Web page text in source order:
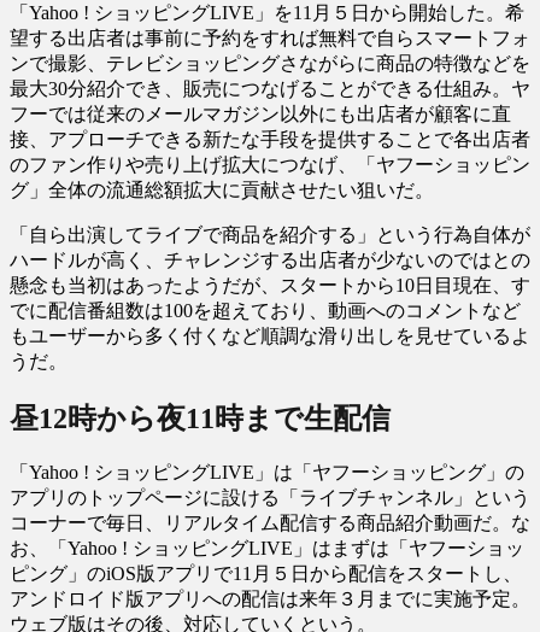
「Yahoo ! ショッピングLIVE」を11月５日から開始した。希
望する出店者は事前に予約をすれば無料で自らスマートフォ
ンで撮影、テレビショッピングさながらに商品の特徴などを
最大30分紹介でき、販売につなげることができる仕組み。ヤ
フーでは従来のメールマガジン以外にも出店者が顧客に直
接、アプローチできる新たな手段を提供することで各出店者
のファン作りや売り上げ拡大につなげ、「ヤフーショッピン
グ」全体の流通総額拡大に貢献させたい狙いだ。
「自ら出演してライブで商品を紹介する」という行為自体が
ハードルが高く、チャレンジする出店者が少ないのではとの
懸念も当初はあったようだが、スタートから10日目現在、す
でに配信番組数は100を超えており、動画へのコメントなど
もユーザーから多く付くなど順調な滑り出しを見せているよ
うだ。
昼12時から夜11時まで生配信
「Yahoo ! ショッピングLIVE」は「ヤフーショッピング」の
アプリのトップページに設ける「ライブチャンネル」という
コーナーで毎日、リアルタイム配信する商品紹介動画だ。な
お、「Yahoo ! ショッピングLIVE」はまずは「ヤフーショッ
ピング」のiOS版アプリで11月５日から配信をスタートし、
アンドロイド版アプリへの配信は来年３月までに実施予定。
ウェブ版はその後、対応していくという。